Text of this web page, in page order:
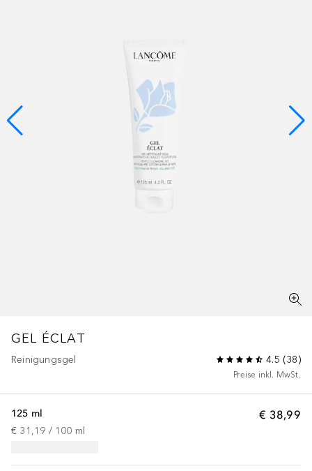
GEL ÉCLAT
Reinigungsgel 4.5 (38)
Preise inkl. MwSt.
€ 38,99
125 ml
€ 31,19 / 100 ml